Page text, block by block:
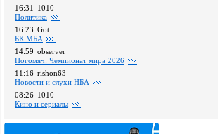
16:31
1010
Политика
16:23 Got
БК МБА
14:59 observer
Ногомяч: Чемпионат мира 2026
11:16 rishon63
Новости и слухи НБА
08:26 1010
Кино и сериалы